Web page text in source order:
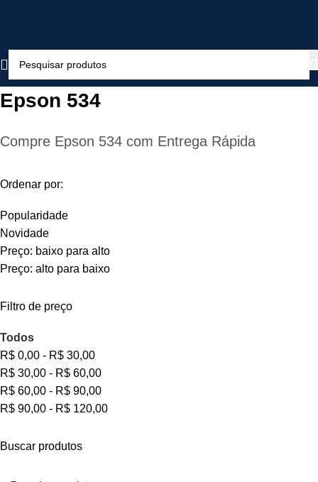
Epson 534
Compre Epson 534 com Entrega Rápida
Ordenar por:
Popularidade
Novidade
Preço: baixo para alto
Preço: alto para baixo
Filtro de preço
Todos
R$ 0,00 - R$ 30,00
R$ 30,00 - R$ 60,00
R$ 60,00 - R$ 90,00
R$ 90,00 - R$ 120,00
Buscar produtos